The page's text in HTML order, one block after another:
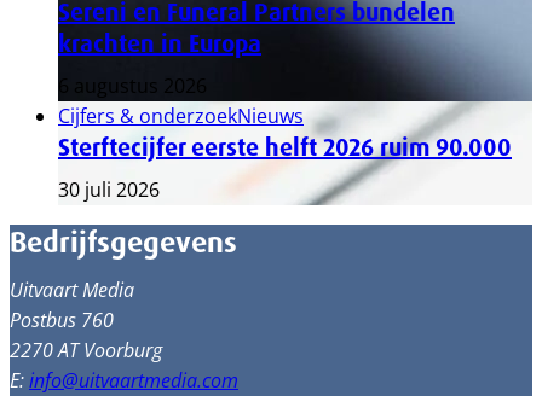
Sereni en Funeral Partners bundelen
krachten in Europa
6 augustus 2026
Cijfers & onderzoekNieuws
Sterftecijfer eerste helft 2026 ruim 90.000
30 juli 2026
Bedrijfsgegevens
Uitvaart Media
Postbus 760
2270 AT Voorburg
E:info@uitvaartmedia.com